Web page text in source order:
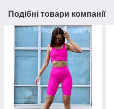
Подібні товари компанії